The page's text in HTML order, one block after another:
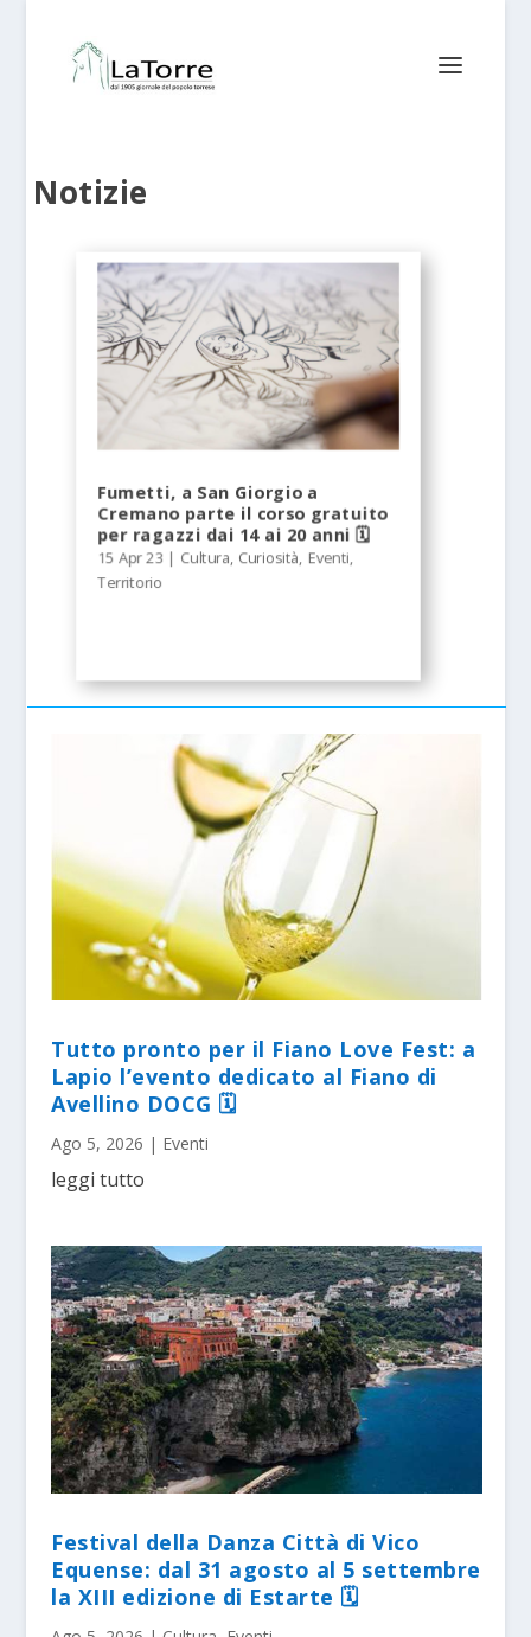
Notizie
Fumetti, a San Giorgio a
Cremano parte il corso gratuito
per ragazzi dai 14 ai 20 anni 🗓
15 Apr 23 | Cultura, Curiosità, Eventi,
Territorio
Tutto pronto per il Fiano Love Fest: a
Lapio l’evento dedicato al Fiano di
Avellino DOCG 🗓
Ago 5, 2026 | Eventi
leggi tutto
Festival della Danza Città di Vico
Equense: dal 31 agosto al 5 settembre
la XIII edizione di Estarte 🗓